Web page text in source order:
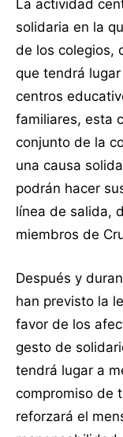
La actividad
solidaria en la
de los colegios,
que tendrá
centros
familiares, esta
conjunto de la
una causa
podrán hacer
línea de salida,
miembros de
Después y
han previsto la
favor de los
gesto de
tendrá lugar a
compromiso de
reforzará el